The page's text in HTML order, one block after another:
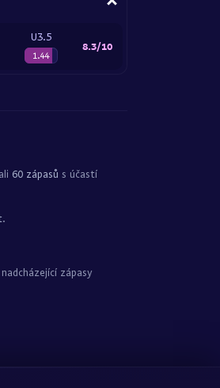
U3.5
1.44
8.3/10
60 zápasů s účastí
.
zápasy